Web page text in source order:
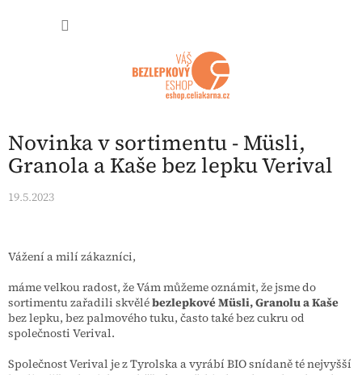
Novinka v sortimentu - Müsli,
Granola a Kaše bez lepku Verival
19.5.2023
Vážení a milí zákazníci,
máme velkou radost, že Vám můžeme oznámit, že jsme do
sortimentu zařadili skvělébezlepkové Müsli, Granolu a Kaše
bez lepku, bez palmového tuku, často také bez cukru od
společnosti Verival.
Společnost Verival je z Tyrolska a vyrábí BIO snídaně té nejvyšší